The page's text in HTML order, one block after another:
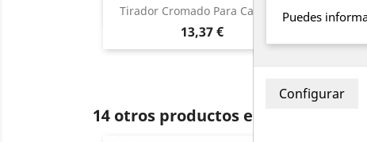
Tirador Cromado Para Carros...
Precio
13,37 €
Vista rápida
14 otros productos en la misma
Puedes